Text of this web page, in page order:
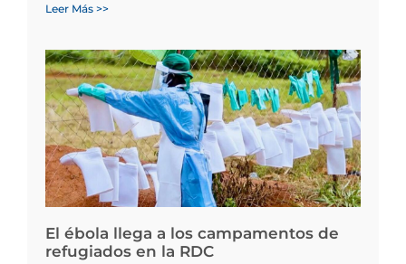
Leer Más >>
El ébola llega a los campamentos de
refugiados en la RDC